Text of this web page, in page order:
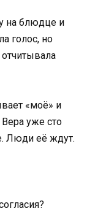
на блюдце и
голос, но
«моё» и
уже сто
Люди её ждут.